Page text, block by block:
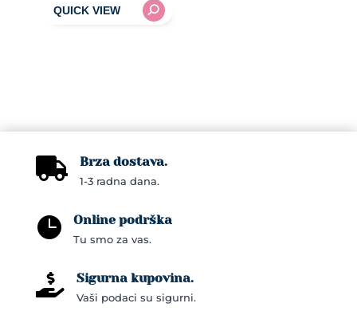
 Brza dostava.
1-3 radna dana.
 Online podrška
Tu smo za vas.
 Sigurna kupovina.
Vaši podaci su sigurni.